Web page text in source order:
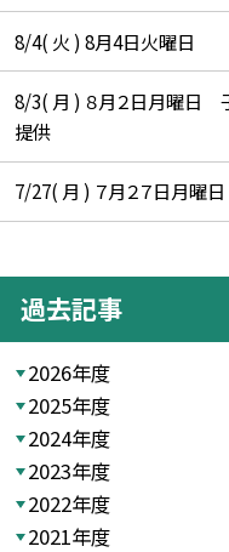
8/4( 火 ) 8月4日火曜日
8/3( 月 ) ８月２日月曜日
提供
7/27( 月 ) ７月２７日月曜
過去記事
2026年度
2025年度
2024年度
2023年度
2022年度
2021年度